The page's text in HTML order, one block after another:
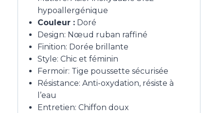
hypoallergénique
Couleur : Doré
Design: Nœud ruban raffiné
Finition: Dorée brillante
Style: Chic et féminin
Fermoir: Tige poussette sécurisée
Résistance: Anti-oxydation, résiste à
l’eau
Entretien: Chiffon doux